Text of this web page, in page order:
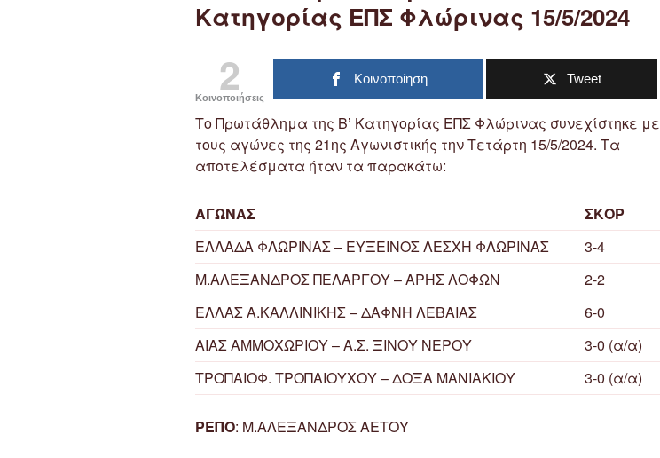
Κατηγορίας ΕΠΣ Φλώρινας 15/5/2024
2
Κοινοποιήσεις
Κοινοποίηση Tweet
Το Πρωτάθλημα της Β’ Κατηγορίας ΕΠΣ Φλώρινας συνεχίστηκε με
τους αγώνες της 21ης Αγωνιστικής την Τετάρτη 15/5/2024. Τα
αποτελέσματα ήταν τα παρακάτω:
ΑΓΩΝΑΣ
ΣΚΟΡ
ΕΛΛΑΔΑ ΦΛΩΡΙΝΑΣ – ΕΥΞΕΙΝΟΣ ΛΕΣΧΗ ΦΛΩΡΙΝΑΣ
3-4
Μ.ΑΛΕΞΑΝΔΡΟΣ ΠΕΛΑΡΓΟΥ – ΑΡΗΣ ΛΟΦΩΝ
2-2
ΕΛΛΑΣ Α.ΚΑΛΛΙΝΙΚΗΣ – ΔΑΦΝΗ ΛΕΒΑΙΑΣ
6-0
ΑΙΑΣ ΑΜΜΟΧΩΡΙΟΥ – Α.Σ. ΞΙΝΟΥ ΝΕΡΟΥ
3-0 (α/α)
ΤΡΟΠΑΙΟΦ. ΤΡΟΠΑΙΟΥΧΟΥ – ΔΟΞΑ ΜΑΝΙΑΚΙΟΥ
3-0 (α/α)
ΡΕΠΟ: Μ.ΑΛΕΞΑΝΔΡΟΣ ΑΕΤΟΥ